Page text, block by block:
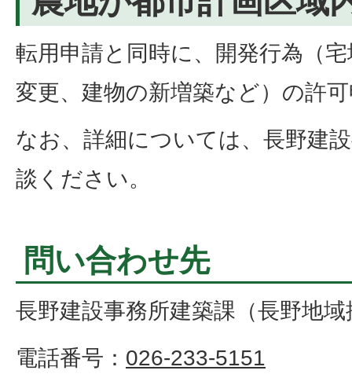
転用申請と同時に、開発行為（
変更、建物の新増築など）の許
なお、詳細については、長野建
談ください。
問い合わせ先
長野建設事務所建築課（長野地
電話番号： 026-233-5151